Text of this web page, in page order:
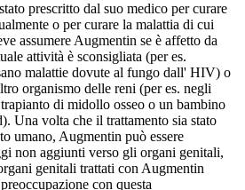
prescritto dal suo medico per curare
o per curare la malattia di cui
assumere Augmentin se è affetto da
attività è sconsigliata (per es.
malattie dovute al fungo dall' HIV) o
organismo delle reni (per es. negli
di midollo osseo o un bambino
Una volta che il trattamento sia stato
umano, Augmentin può essere
non aggiunti verso gli organi genitali,
genitali trattati con Augmentin
con questa